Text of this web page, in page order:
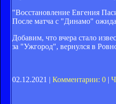
"Восстановление Евгения
После матча с "Динамо"
Добавим, что вчера стало
за "Ужгород", вернулся в
02.12.2021 | Комментарии: 0 |